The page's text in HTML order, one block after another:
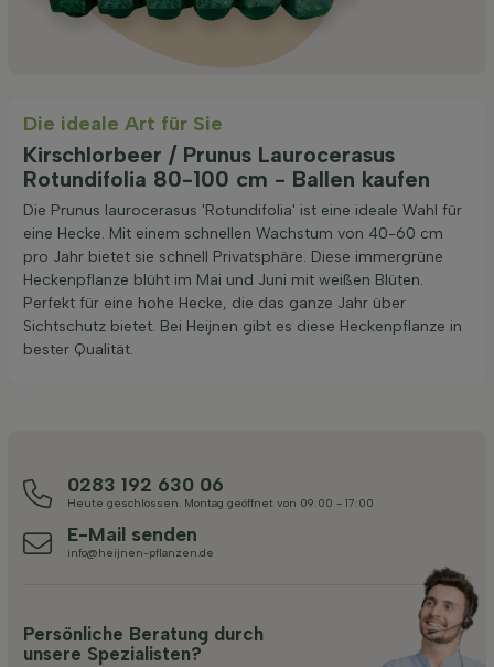
Die ideale Art für Sie
Kirschlorbeer / Prunus Laurocerasus
Rotundifolia 80-100 cm - Ballen kaufen
Die Prunus laurocerasus 'Rotundifolia' ist eine ideale Wahl für
eine Hecke. Mit einem schnellen Wachstum von 40-60 cm
pro Jahr bietet sie schnell Privatsphäre. Diese immergrüne
Heckenpflanze blüht im Mai und Juni mit weißen Blüten.
Perfekt für eine hohe Hecke, die das ganze Jahr über
Sichtschutz bietet. Bei Heijnen gibt es diese Heckenpflanze in
bester Qualität.
0283 192 630 06
Heute geschlossen. Montag geöffnet von 09:00 - 17:00
E-Mail senden
info@heijnen-pflanzen.de
Persönliche Beratung durch
unsere Spezialisten?